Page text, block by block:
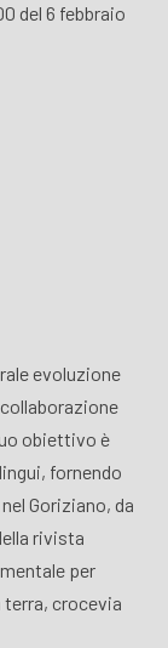
del 6 febbraio
evoluzione
obiettivo è
fornendo
Goriziano, da
rivista
per
terra, crocevia